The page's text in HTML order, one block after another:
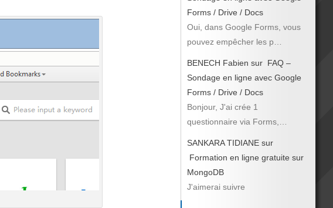
Forms / Drive / Docs
Oui, dans Google Forms, vous
pouvez empêcher les p…
BENECH Fabien sur FAQ –
Sondage en ligne avec Google
Forms / Drive / Docs
Bonjour, J'ai crée 1
questionnaire via Forms,…
SANKARA TIDIANE sur
Formation en ligne gratuite sur
MongoDB
J'aimerai suivre